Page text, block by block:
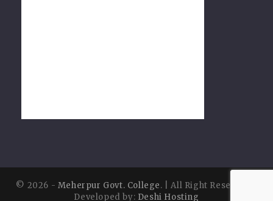
© 2026 - Meherpur Govt. College. | All Right Reserved |
Developed by: Deshi Hosting